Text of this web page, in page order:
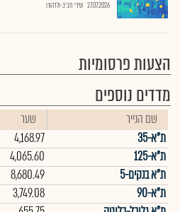
27.07.2026 שירי חביב-ולדהורן
הצעות פרסומיות
מדדים נוספים
שם הנייר שער
ת"א-35
4,168.97
ת"א-125
4,065.60
ת"א בנקים-5
8,680.49
ת"א-90
3,749.08